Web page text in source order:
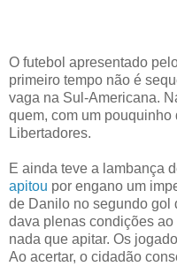
O futebol apresentado
primeiro tempo não é
vaga na Sul-Americana.
quem, com um pouquinho
Libertadores.
E ainda teve a lambança
apitou por engano um
de Danilo no segundo gol
dava plenas condições
nada que apitar. Os
Ao acertar, o cidadão